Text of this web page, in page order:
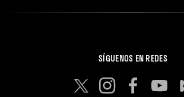
SÍGUENOS EN REDES